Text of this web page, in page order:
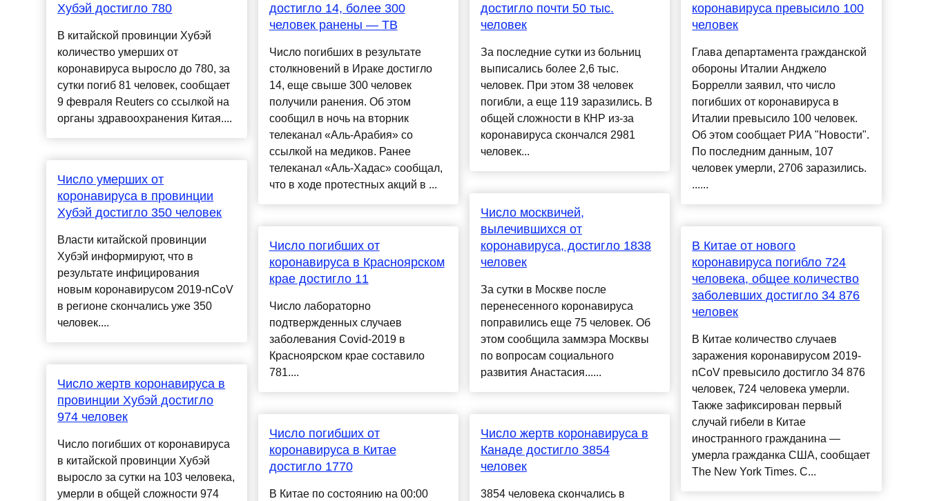
Хубэй достигло 780
В китайской провинции Хубэй
количество умерших от
коронавируса выросло до 780, за
сутки погиб 81 человек, сообщает
9 февраля Reuters со ссылкой на
органы здравоохранения Китая....
Число умерших от
коронавируса в провинции
Хубэй достигло 350 человек
Власти китайской провинции
Хубэй информируют, что в
результате инфицирования
новым коронавирусом 2019-nCoV
в регионе скончались уже 350
человек....
Число жертв коронавируса в
провинции Хубэй достигло
974 человек
Число погибших от коронавируса
в китайской провинции Хубэй
выросло за сутки на 103 человека,
умерли в общей сложности 974
достигло 14, более 300
человек ранены — ТВ
Число погибших в результате
столкновений в Ираке достигло
14, еще свыше 300 человек
получили ранения. Об этом
сообщил в ночь на вторник
телеканал «Аль-Арабия» со
ссылкой на медиков. Ранее
телеканал «Аль-Хадас» сообщал,
что в ходе протестных акций в ...
Число погибших от
коронавируса в Красноярском
крае достигло 11
Число лабораторно
подтвержденных случаев
заболевания Covid-2019 в
Красноярском крае составило
781....
Число погибших от
коронавируса в Китае
достигло 1770
В Китае по состоянию на 00:00
достигло почти 50 тыс.
человек
За последние сутки из больниц
выписались более 2,6 тыс.
человек. При этом 38 человек
погибли, а еще 119 заразились. В
общей сложности в КНР из-за
коронавируса скончался 2981
человек...
Число москвичей,
вылечившихся от
коронавируса, достигло 1838
человек
За сутки в Москве после
перенесенного коронавируса
поправились еще 75 человек. Об
этом сообщила заммэра Москвы
по вопросам социального
развития Анастасия......
Число жертв коронавируса в
Канаде достигло 3854
человек
3854 человека скончались в
коронавируса превысило 100
человек
Глава департамента гражданской
обороны Италии Анджело
Боррелли заявил, что число
погибших от коронавируса в
Италии превысило 100 человек.
Об этом сообщает РИА "Новости".
По последним данным, 107
человек умерли, 2706 заразились.
......
В Китае от нового
коронавируса погибло 724
человека, общее количество
заболевших достигло 34 876
человек
В Китае количество случаев
заражения коронавирусом 2019-
nCoV превысило достигло 34 876
человек, 724 человека умерли.
Также зафиксирован первый
случай гибели в Китае
иностранного гражданина —
умерла гражданка США, сообщает
The New York Times. С...